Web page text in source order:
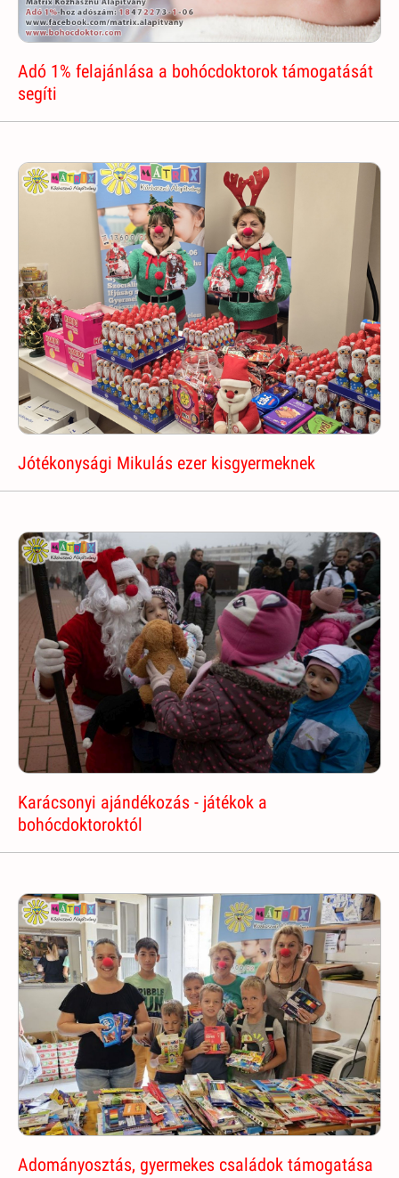
Adó 1% felajánlása a bohócdoktorok támogatását
segíti
Jótékonysági Mikulás ezer kisgyermeknek
Karácsonyi ajándékozás - játékok a
bohócdoktoroktól
Adományosztás, gyermekes családok támogatása